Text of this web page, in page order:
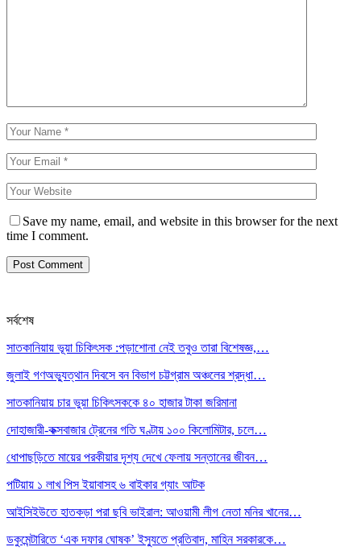
Save my name, email, and website in this browser for the next
time I comment.
সর্বশেষ
সাতকানিয়ায় ভূয়া চিকিৎসক :পড়াশোনা নেই তবুও তারা বিশেষজ্ঞ,…
জুলাই গণঅভ্যুত্থান দিবসে বন বিভাগ চট্টগ্রাম অঞ্চলের শ্রদ্ধা…
সাতকানিয়ায় চার ভুয়া চিকিৎসককে ৪০ হাজার টাকা জরিমানা
দোহাজারী-কক্সবাজার ট্রেনের গতি ঘণ্টায় ১০০ কিলোমিটার, চলে…
ধোপাছড়িতে মায়ের পরকীয়ার দৃশ্য দেখে ফেলায় সন্তানের জীবন…
পটিয়ায় ১ লাখ পিস ইয়াবাসহ ৬ বাইকার গ্যাং আটক
আইসিইউতে হাতকড়া পরা ছবি ভাইরাল: আওয়ামী লীগ নেতা মনির খানের…
ডকুমেন্টারিতে ‘এক দফার ঘোষক’ ইস্যুতে প্রতিবাদ, মাহিন সরকারকে…